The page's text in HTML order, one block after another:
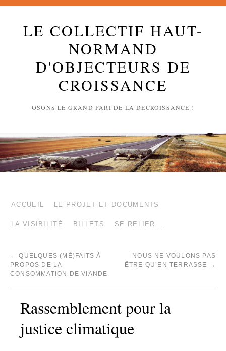
LE COLLECTIF HAUT-
NORMAND
D'OBJECTEURS DE
CROISSANCE
OSONS LE GRAND PARI DE LA DÉCROISSANCE !
ACCUEIL LE PROJET ET DOCUMENTS
LA VISIBILITÉ BILLETS SE RELIER …
← QUELQUES (MÉ)FAITS À
PROPOS DE LA
CONSOMMATION DE VIANDE
NOUS NE VOULONS PAS
ÊTRE QU’EN TERRASSE →
Rassemblement pour la
justice climatique